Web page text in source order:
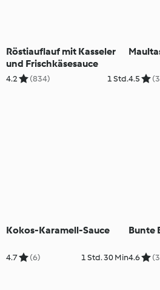
Röstiauflauf mit Kasseler
und Frischkäsesauce
4.2 (834) 1 Std.4.5
Kokos-Karamell-Sauce
4.7 (6) 1 Std. 30 Min
Bunte
4.6